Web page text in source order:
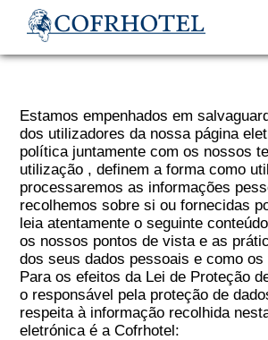
Estamos empenhados em
dos utilizadores da nossa página
política juntamente com os nossos
utilização , definem a forma como
processaremos as informações
recolhemos sobre si ou fornecidas
leia atentamente o seguinte
os nossos pontos de vista e as
dos seus dados pessoais e como os
Para os efeitos da Lei de Proteção
o responsável pela proteção de
respeita à informação recolhida
eletrónica é a Cofrhotel: